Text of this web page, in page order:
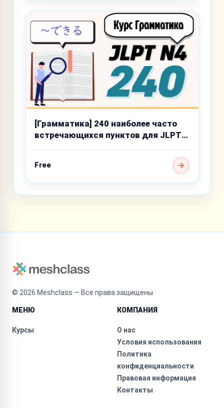
[Грамматика] 240 наиболее часто
встречающихся пунктов для JLPT
N4
Free
© 2026 Meshclass — Все права защищены
МЕНЮ
Курсы
КОМПАНИЯ
О нас
Условия использования
Политика
конфиденциальности
Правовая информация
Контакты